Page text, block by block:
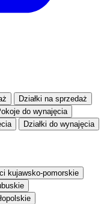
Działki na sprzedaż
do wynajęcia
Działki do wynajęcia
kujawsko-pomorskie